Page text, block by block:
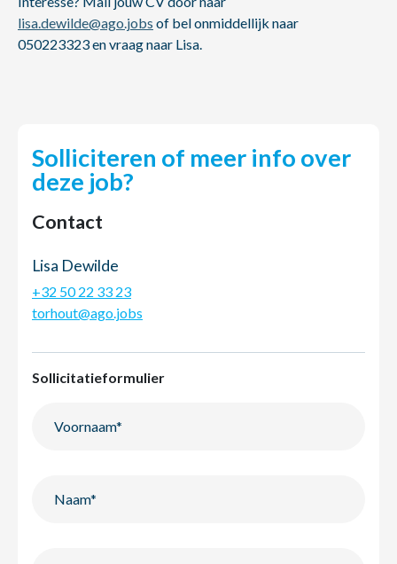
lisa.dewilde@ago.jobs of bel onmiddellijk naar
050223323 en vraag naar Lisa.
Solliciteren of meer info over
deze job?
Contact
Lisa Dewilde
+32 50 22 33 23
torhout@ago.jobs
Sollicitatieformulier